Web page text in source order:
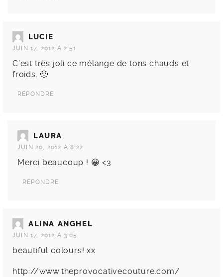
LUCIE
JUIN 17, 2012 À 2:51
C’est très joli ce mélange de tons chauds et
froids. 🙂
RÉPONDRE
LAURA
JUIN 20, 2012 À 8:22
Merci beaucoup ! 😀 <3
RÉPONDRE
ALINA ANGHEL
JUIN 17, 2012 À 3:05
beautiful colours! xx
http://www.theprovocativecouture.com/